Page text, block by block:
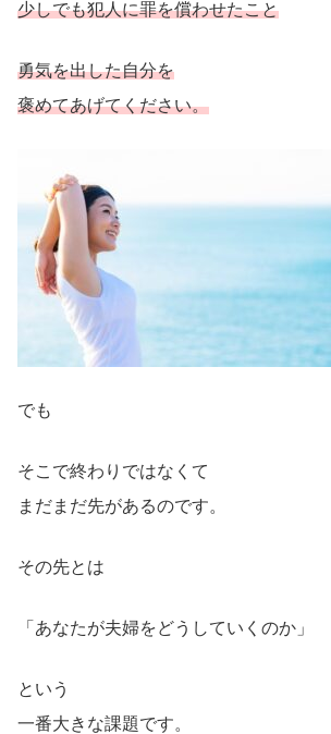
少しでも犯人に罪を償わせたこと
勇気を出した自分を
褒めてあげてください。
でも
そこで終わりではなくて
まだまだ先があるのです。
その先とは
「あなたが夫婦をどうしていくのか」
という
一番大きな課題です。